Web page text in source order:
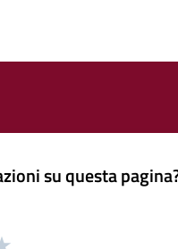
su questa